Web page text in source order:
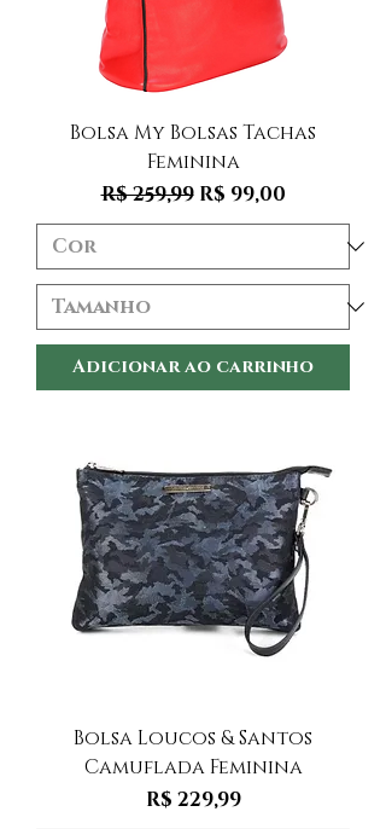
Bolsa My Bolsas Tachas
Feminina
Preço normal
R$ 259,99 Preço
R$ 99,00
Adicionar ao carrinho
Bolsa Loucos & Santos
Camuflada Feminina
Preço
R$ 229,99